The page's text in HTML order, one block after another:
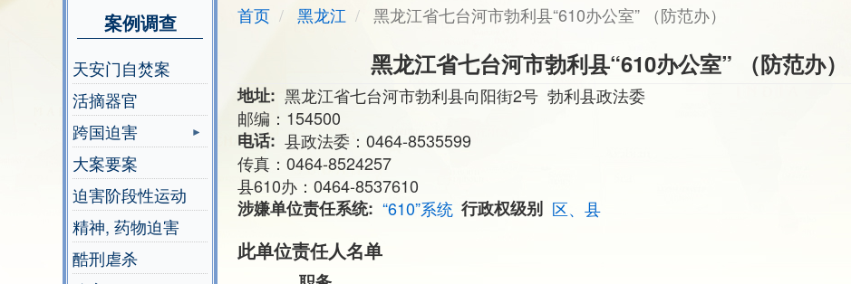
案例调查
天安门自焚案
活摘器官
跨国迫害
大案要案
迫害阶段性运动
精神, 药物迫害
酷刑虐杀
首页 黑龙江 黑龙江省七台河市勃利县“610办公室” （防范办）
黑龙江省七台河市勃利县“610办公室” （防范办）
地址
黑龙江省七台河市勃利县向阳街2号 勃利县政法委
邮编：154500
电话
县政法委：0464-8535599
传真：0464-8524257
县610办：0464-8537610
涉嫌单位责任系统
“610”系统 行政权级别 区、县
此单位责任人名单